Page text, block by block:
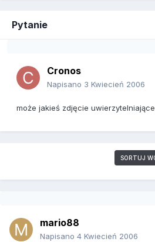
Pytanie
Cronos
Napisano 3 Kwiecień 2006
może jakieś zdjęcie
SORTUJ
mario88
Napisano 4 Kwiecień 2006